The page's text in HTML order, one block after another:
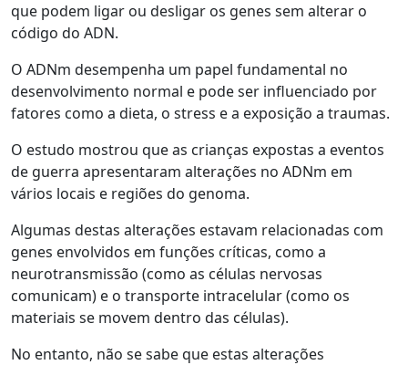
que podem ligar ou desligar os genes sem alterar o
código do ADN.
O ADNm desempenha um papel fundamental no
desenvolvimento normal e pode ser influenciado por
fatores como a dieta, o stress e a exposição a traumas.
O estudo mostrou que as crianças expostas a eventos
de guerra apresentaram alterações no ADNm em
vários locais e regiões do genoma.
Algumas destas alterações estavam relacionadas com
genes envolvidos em funções críticas, como a
neurotransmissão (como as células nervosas
comunicam) e o transporte intracelular (como os
materiais se movem dentro das células).
No entanto, não se sabe que estas alterações